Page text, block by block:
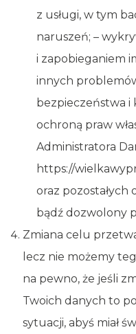
z usługi, w tym
naruszeń; –
i zapobieganiem
innych
bezpieczeństwa i
ochroną praw
Administratora
https://
oraz pozostałych
bądź dozwolony
Zmiana celu
lecz nie możemy
na pewno, że jeśli
Twoich danych to
sytuacji, abyś miał